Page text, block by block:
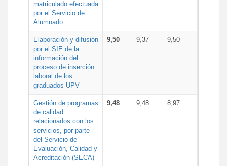
matriculado efectuada
por el Servicio de
Alumnado
Elaboración y difusión
por el SIE de la
información del
proceso de inserción
laboral de los
graduados UPV
9,50 9,37 9,50
Gestión de programas
de calidad
relacionados con los
servicios, por parte
del Servicio de
Evaluación, Calidad y
Acreditación (SECA)
9,48 9,48 8,97